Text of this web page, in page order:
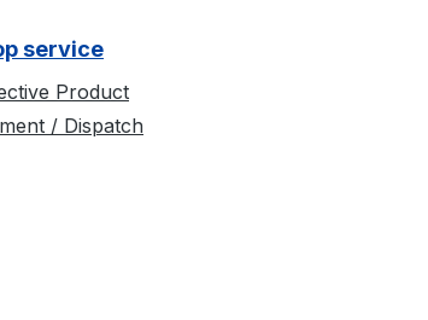
service
Product
/ Dispatch